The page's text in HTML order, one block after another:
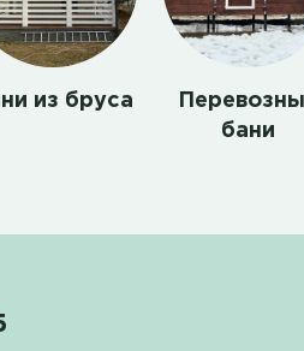
из бруса
бани